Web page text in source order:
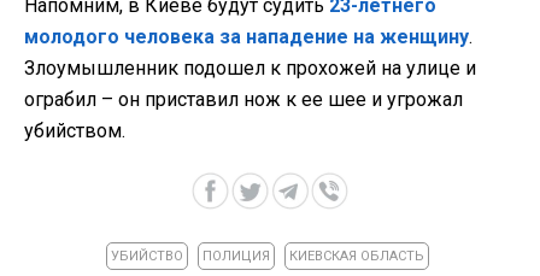
Напомним, в Киеве будут судить 23-летнего
молодого человека за нападение на женщину.
Злоумышленник подошел к прохожей на улице и
ограбил – он приставил нож к ее шее и угрожал
убийством.
УБИЙСТВО ПОЛИЦИЯ КИЕВСКАЯ ОБЛАСТЬ